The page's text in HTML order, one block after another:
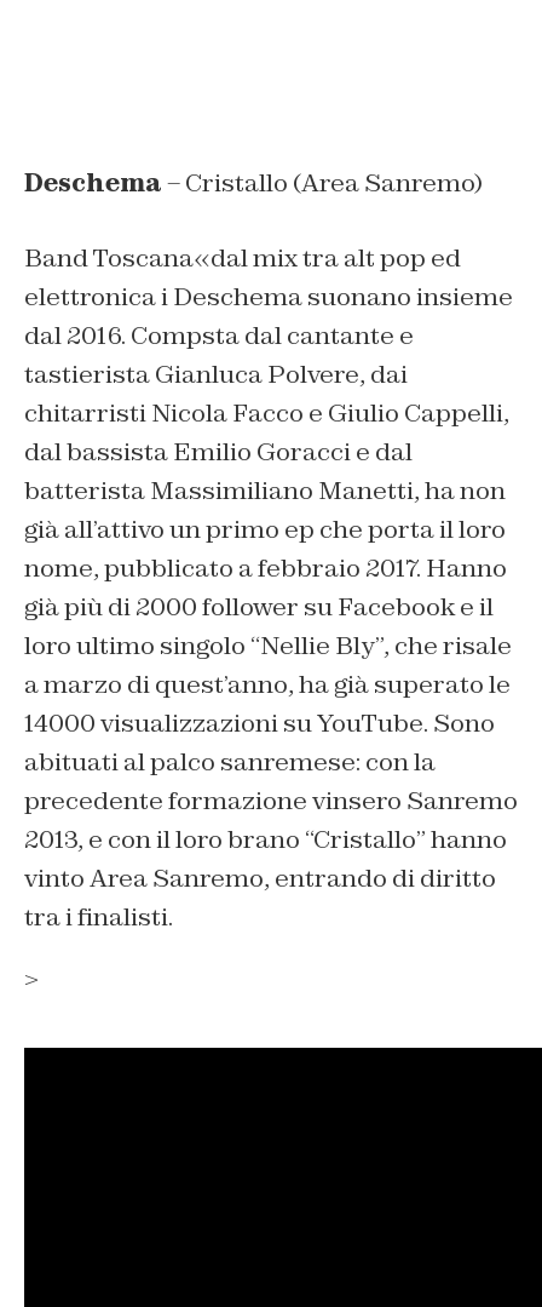
Deschema– Cristallo (Area Sanremo)
Band Toscana«dal mix tra alt pop ed
elettronica i Deschema suonano insieme
dal 2016. Compsta dal cantante e
tastierista Gianluca Polvere, dai
chitarristi Nicola Facco e Giulio Cappelli,
dal bassista Emilio Goracci e dal
batterista Massimiliano Manetti, ha non
già all’attivo un primo ep che porta il loro
nome, pubblicato a febbraio 2017. Hanno
già più di 2000 follower su Facebook e il
loro ultimo singolo “Nellie Bly”, che risale
a marzo di quest’anno, ha già superato le
14000 visualizzazioni su YouTube. Sono
abituati al palco sanremese: con la
precedente formazione vinsero Sanremo
2013, e con il loro brano “Cristallo” hanno
vinto Area Sanremo, entrando di diritto
tra i finalisti.
>